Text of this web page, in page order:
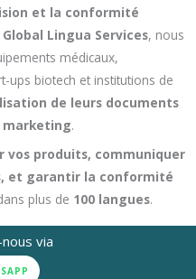
et la conformité
Global Lingua Services, nous
médicaux,
ups biotech et institutions de
de leurs documents
.
vos produits, communiquer
et garantir la conformité
plus de 100 langues.
via